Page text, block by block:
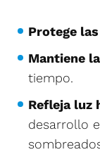
Protege
Mantiene
tiempo.
Refleja luz
desarrollo